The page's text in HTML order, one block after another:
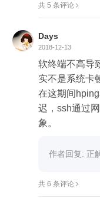
me 2028ms
rtt min/avg/
而 hping3 运
s，而且还会
3 packets
rtt min/avg/
共 5 条评论
Days
2018-12-13
软终端不高导
实不是系统卡
在这期间
迟，ssh通过
象。
作者回复: 正
共 6 条评论